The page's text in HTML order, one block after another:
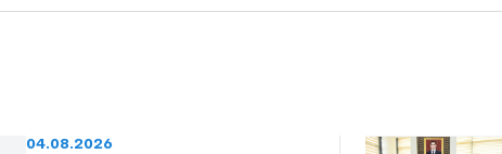
04.08.2026